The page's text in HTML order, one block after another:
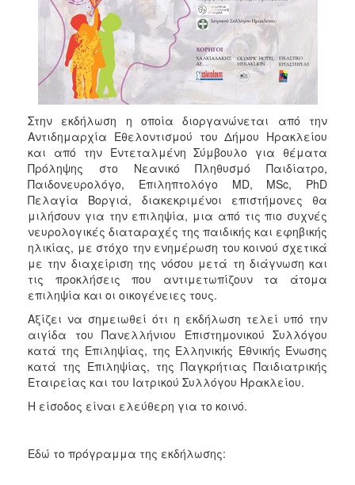
Στην εκδήλωση η οποία διοργανώνεται από την
Αντιδημαρχία Εθελοντισμού του Δήμου Ηρακλείου
και από την Εντεταλμένη Σύμβουλο για θέματα
Πρόληψης στο Νεανικό Πληθυσμό Παιδίατρο,
Παιδονευρολόγο, Επιληπτολόγο MD, MSc, PhD
Πελαγία Βοργιά, διακεκριμένοι επιστήμονες θα
μιλήσουν για την επιληψία, μια από τις πιο συχνές
νευρολογικές διαταραχές της παιδικής και εφηβικής
ηλικίας, με στόχο την ενημέρωση του κοινού σχετικά
με την διαχείριση της νόσου μετά τη διάγνωση και
τις προκλήσεις που αντιμετωπίζουν τα άτομα
επιληψία και οι οικογένειες τους.
Αξίζει να σημειωθεί ότι η εκδήλωση τελεί υπό την
αιγίδα του Πανελλήνιου Επιστημονικού Συλλόγου
κατά της Επιληψίας, της Ελληνικής Εθνικής Ένωσης
κατά της Επιληψίας, της Παγκρήτιας Παιδιατρικής
Εταιρείας και του Ιατρικού Συλλόγου Ηρακλείου.
Η είσοδος είναι ελεύθερη για το κοινό.
Εδώ το πρόγραμμα της εκδήλωσης: